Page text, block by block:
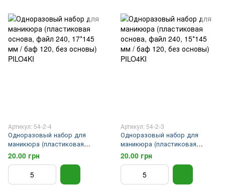
Артикул: 54-2-4
Одноразовый набор для
маникюра (пластиковая
основа, файл 240, 17*145 мм /
баф 120, без основы) PILO4KI
20.00 грн
Артикул: 54-2-3
Одноразовый набор для
маникюра (пластиковая
основа, файл 240, 15*145 мм /
баф 120, без основы) PILO4KI
20.00 грн